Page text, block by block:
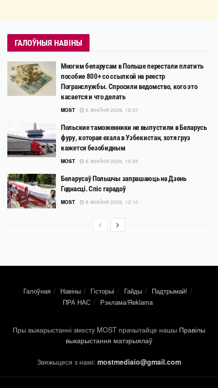
ГАЛОЎНЫЯ НАВІНЫ
Многим беларусам в Польше перестали платить
пособие 800+ со ссылкой на реестр
Погранслужбы. Спросили ведомство, кого это
касается и что делать
MOST 6 ЖНІЎНЯ 2026, 18:37
Польские таможенники не выпустили в Беларусь
фуру, которая ехала в Узбекистан, хотя груз
кажется безобидным
MOST 6 ЖНІЎНЯ 2026, 15:35
Беларусаў Польшчы запрашаюць на Дзень
Годнасці. Спіс гарадоў
MOST 6 ЖНІЎНЯ 2026, 12:10
Галоўная Навіны Гісторыі Гайды
Падтрымай!
ПРА НАС
Рэклама/Reklama
Пры выкарыстанні зместу MOST прачытайце нашы Правілы
выкарыстання матэрыялаў
Звяжыцеся з намі: mostmediaio@gmail.com